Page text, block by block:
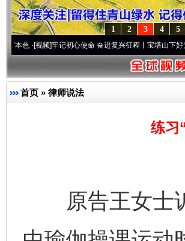
5
4
3
2
1
频]牢记初心使命 奋进复兴征程丨宝塔山下好光景..·[视
首页 » 律师说法
练习
原告王女士诉